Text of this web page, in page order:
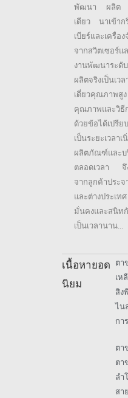
พัฒนา ผลิต จ
เดียว นาเข้าก
เบียร์และเครื่อ
จากสวิตเซอร์
งานพัฒนาระดั
ผลิตจริงเป็นเ
เดี่ยวคุณภาพ
คุณภาพและวิธี
ด้วยข้อได้เปรี
เป็นระยะเวล
ผลิตภัณฑ์และบ
ตลอดเวลา จึง
จากลูกค้าประ
และต่างประเ
มั่นคงและสนิท
เป็นเวลานาน...​
เนื้อหายอด
นิยม
ตา
เห
สิง
ไน
กา
ตา
ตา
ลำ
สา